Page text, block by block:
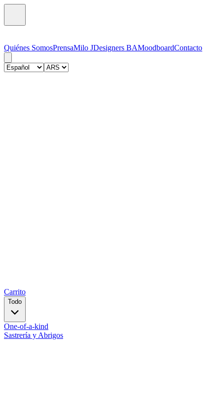
Quiénes SomosPrensaMilo JDesigners BAMoodboardContacto
Carrito
Todo
One-of-a-kind
Sastrería y Abrigos